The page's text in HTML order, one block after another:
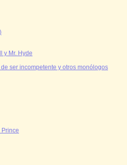
y Mr. Hyde
ser incompetente y otros monólogos
Prince